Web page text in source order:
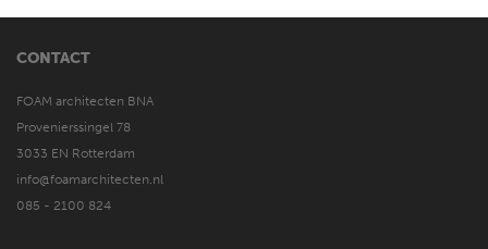
CONTACT
FOAM architecten BNA
Provenierssingel 78
3033 EN Rotterdam
info@foamarchitecten.nl
085 - 2100 824